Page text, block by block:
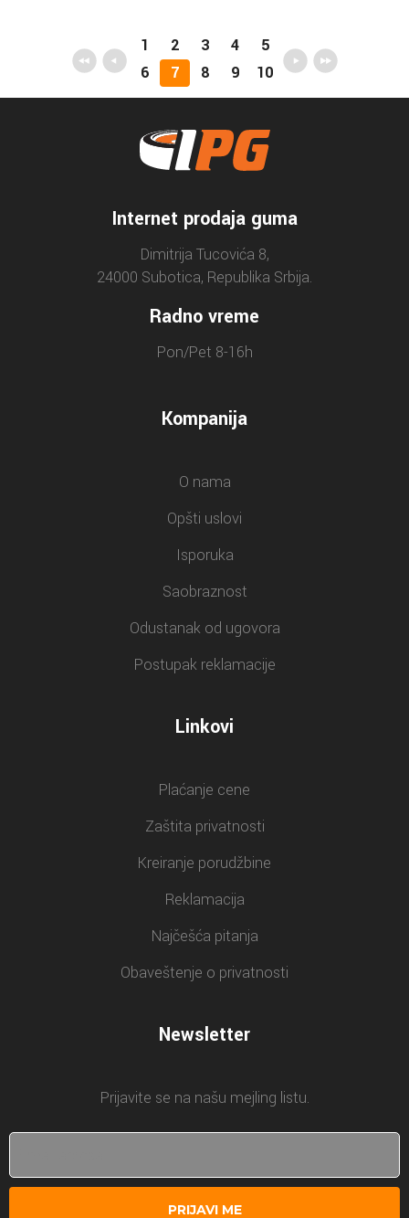
1 2 3 4
5
6
7 8 9 10
Internet prodaja guma
Dimitrija Tucovića 8,
24000 Subotica, Republika Srbija.
Radno vreme
Pon/Pet 8-16h
Kompanija
O nama
Opšti uslovi
Isporuka
Saobraznost
Odustanak od ugovora
Postupak reklamacije
Linkovi
Plaćanje cene
Zaštita privatnosti
Kreiranje porudžbine
Reklamacija
Najčešća pitanja
Obaveštenje o privatnosti
Newsletter
Prijavite se na našu mejling listu.
PRIJAVI ME